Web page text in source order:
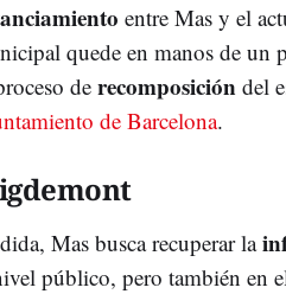
entre Mas y el
quede en manos de un
de recomposición del
de Barcelona.
Mas busca recuperar la
público, pero también en